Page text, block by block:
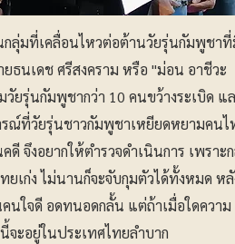
ลุ่มที่เคลื่อนไหวต่อต้านวัยรุ่นกัมพูชา
ธนเดช ศรีสงคราม หรือ "ม่อน อาชีวะ
ยรุ่นกัมพูชากว่า 10 คนขว้างระเบิด แ
ณ์ที่วัยรุ่นชาวกัมพูชาเหยียดหยามคนไ
จึงอยากให้ตำรวจดำเนินการ เพราะ
ยเก่ง ไม่นานก็จะจับกุมตัวได้ทั้งหมด หลั
ใจดี อดทนอดกลั้น แต่ถ้าเมื่อใดความ
ะอยู่ในประเทศไทยลำบาก